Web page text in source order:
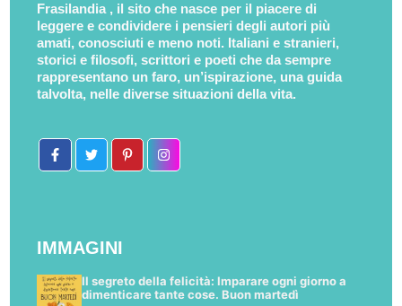
Frasilandia , il sito che nasce per il piacere di
leggere e condividere i pensieri degli autori più
amati, conosciuti e meno noti. Italiani e stranieri,
storici e filosofi, scrittori e poeti che da sempre
rappresentano un faro, un’ispirazione, una guida
talvolta, nelle diverse situazioni della vita.
IMMAGINI
Il segreto della felicità: Imparare ogni giorno a
dimenticare tante cose. Buon martedì